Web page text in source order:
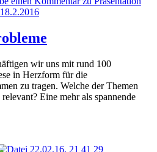
wir uns mit rund 100
in Herzform für die
zu tragen. Welche der Themen
Eine mehr als spannende